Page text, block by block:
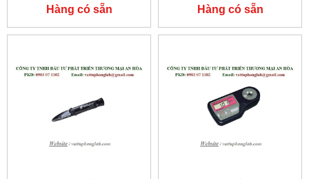
TIỂU MODEL:PAL-MOSM
Hàng có sẵn
VÀ CHỮA BỆNH
MODEL:T3-NE
Hàng có sẵn